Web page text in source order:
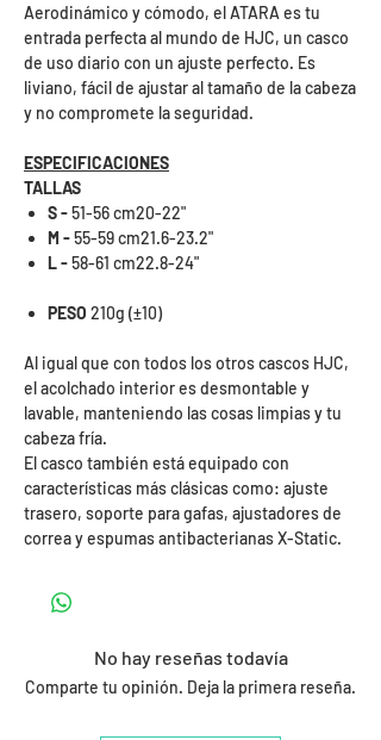
Aerodinámico y cómodo, el ATARA es tu
entrada perfecta al mundo de HJC, un casco
de uso diario con un ajuste perfecto. Es
liviano, fácil de ajustar al tamaño de la cabeza
y no compromete la seguridad.
ESPECIFICACIONES
TALLAS
S -51-56 cm20-22"
M -55-59 cm21.6-23.2"
L -58-61 cm22.8-24"
PESO 210g (±10)
Al igual que con todos los otros cascos HJC,
el acolchado interior es desmontable y
lavable, manteniendo las cosas limpias y tu
cabeza fría.
El casco también está equipado con
características más clásicas como: ajuste
trasero, soporte para gafas, ajustadores de
correa y espumas antibacterianas X-Static.
No hay reseñas todavía
Comparte tu opinión. Deja la primera reseña.